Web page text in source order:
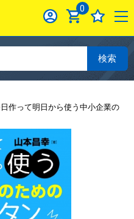
0
検索
作って明日から使う中小企業の